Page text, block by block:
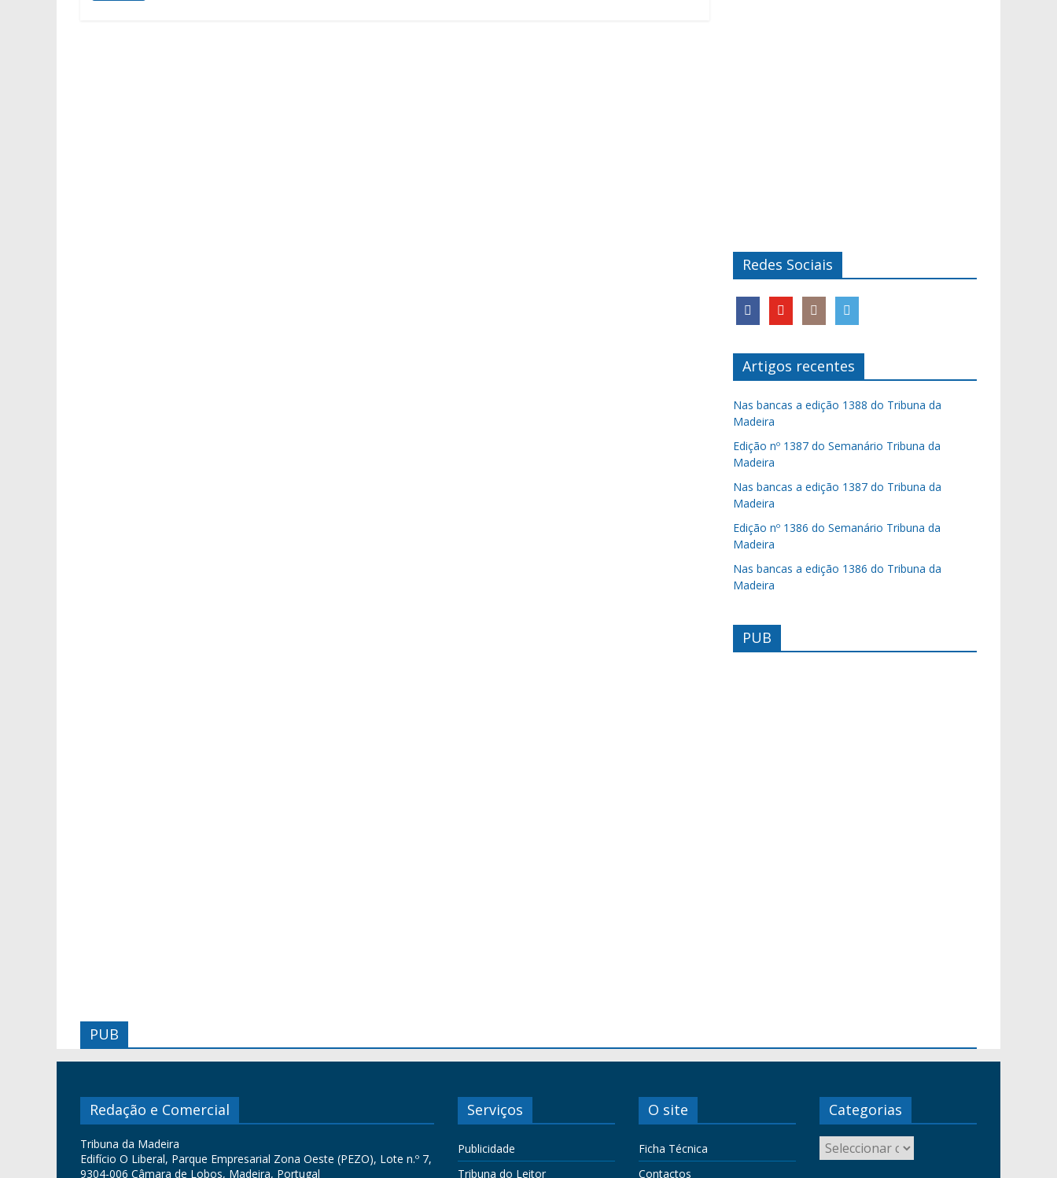
Redes Sociais
Artigos recentes
Nas bancas a edição 1388 do Tribuna da
Madeira
Edição nº 1387 do Semanário Tribuna da
Madeira
Nas bancas a edição 1387 do Tribuna da
Madeira
Edição nº 1386 do Semanário Tribuna da
Madeira
Nas bancas a edição 1386 do Tribuna da
Madeira
PUB
PUB
Redação e Comercial
Tribuna da Madeira
Edifício O Liberal, Parque Empresarial Zona Oeste (PEZO), Lote n.º 7,
9304-006 Câmara de Lobos, Madeira, Portugal
Serviços
Publicidade
Tribuna do Leitor
O site
Ficha Técnica
Contactos
Categorias